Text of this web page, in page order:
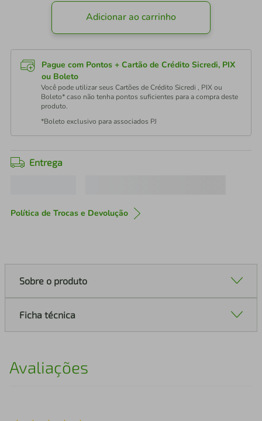
Adicionar ao carrinho
Pague com Pontos + Cartão de Crédito Sicredi, PIX
ou Boleto
Você pode utilizar seus Cartões de Crédito Sicredi , PIX ou
Boleto* caso não tenha pontos suficientes para a compra deste
produto.
*Boleto exclusivo para associados PJ
Entrega
Política de Trocas e Devolução
Sobre o produto
Ficha técnica
Avaliações